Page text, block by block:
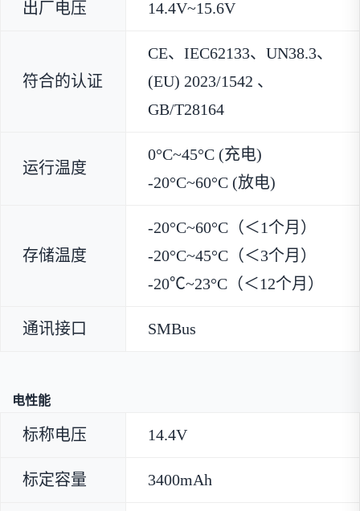
出厂电压 14.4V~15.6V
符合的认证
CE、IEC62133、UN38.3、
(EU) 2023/1542 、
GB/T28164
运行温度
0°C~45°C (充电)
-20°C~60°C (放电)
存储温度
-20°C~60°C（＜1个月）
-20°C~45°C（＜3个月）
-20℃~23°C（＜12个月）
通讯接口 SMBus
电性能
标称电压 14.4V
标定容量 3400mAh